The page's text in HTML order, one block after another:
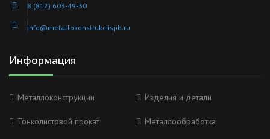
8 (812) 603-49-30
info@metallokonstrukciispb.ru
Информация
Металлоконструкции Изделия и детали
Тонколистовой прокат Металлообработка